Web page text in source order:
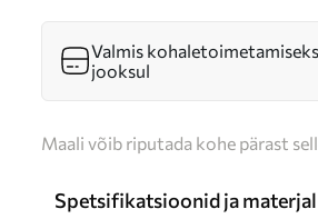
Valmis
jooksul
Maali võib riputada kohe pärast
Spetsifikatsioonid ja materjal